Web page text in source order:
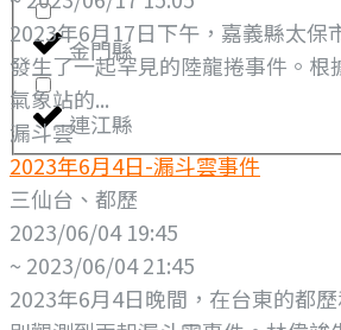
金門縣
連江縣
2023年6月17日下午，嘉義縣太保
發生了一起罕見的陸龍捲事件。根
氣象站的...
漏斗雲
2023年6月4日-漏斗雲事件
三仙台、都歷
2023/06/04 19:45
~ 2023/06/04 21:45
2023年6月4日晚間，在台東的都